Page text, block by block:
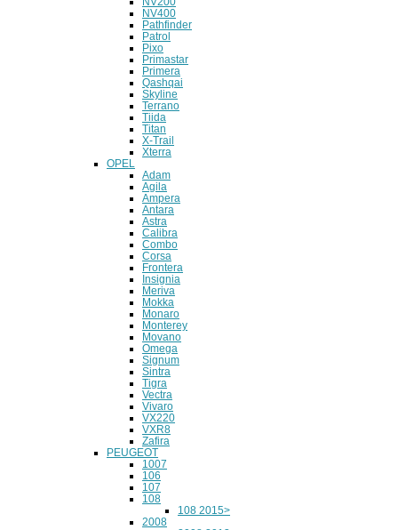
NV400
Pathfinder
Patrol
Pixo
Primastar
Primera
Qashqai
Skyline
Terrano
Tiida
Titan
X-Trail
Xterra
OPEL
Adam
Agila
Ampera
Antara
Astra
Calibra
Combo
Corsa
Frontera
Insignia
Meriva
Mokka
Monaro
Monterey
Movano
Omega
Signum
Sintra
Tigra
Vectra
Vivaro
VX220
VXR8
Zafira
PEUGEOT
1007
106
107
108
108 2015>
2008